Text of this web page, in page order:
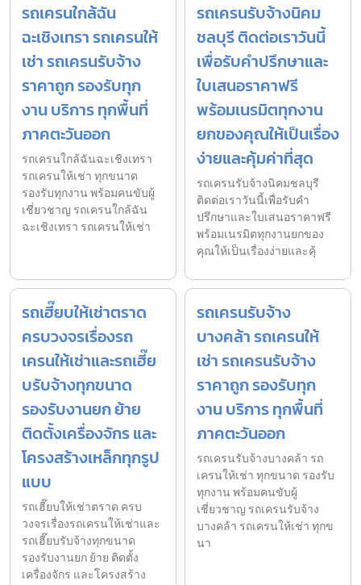
รถเครนใกล้ฉัน
ฉะเชิงเทรา รถเครนให้
เช่า รถเครนรับจ้าง
ราคาถูก รองรับทุก
งาน บริการ ทุกพื้นที่
ภาคตะวันออก
รถเครนใกล้ฉันฉะเชิงเทรา
รถเครนให้เช่า ทุกขนาด
รองรับทุกงาน พร้อมคนขับผู้
เชี่ยวชาญ รถเครนใกล้ฉัน
ฉะเชิงเทรา รถเครนให้เช่า
รถเครนรับจ้างนิคม
ชลบุรี ติดต่อเราวันนี้
เพื่อรับคำปรึกษาและ
ใบเสนอราคาฟรี
พร้อมเนรมิตทุกงาน
ยกของคุณให้เป็นเรื่อง
ง่ายและคุ้มค่าที่สุด
รถเครนรับจ้างนิคมชลบุรี
ติดต่อเราวันนี้เพื่อรับคำ
ปรึกษาและใบเสนอราคาฟรี
พร้อมเนรมิตทุกงานยกของ
คุณให้เป็นเรื่องง่ายและคุ้
รถเฮี๊ยบให้เช่าตราด
ครบวงจรเรื่องรถ
เครนให้เช่าและรถเฮี๊ย
บรับจ้างทุกขนาด
รองรับงานยก ย้าย
ติดตั้งเครื่องจักร และ
โครงสร้างเหล็กทุกรูป
แบบ
รถเฮี๊ยบให้เช่าตราด ครบ
วงจรเรื่องรถเครนให้เช่าและ
รถเฮี๊ยบรับจ้างทุกขนาด
รองรับงานยก ย้าย ติดตั้ง
เครื่องจักร และโครงสร้าง
รถเครนรับจ้าง
บางคล้า รถเครนให้
เช่า รถเครนรับจ้าง
ราคาถูก รองรับทุก
งาน บริการ ทุกพื้นที่
ภาคตะวันออก
รถเครนรับจ้างบางคล้า รถ
เครนให้เช่า ทุกขนาด รองรับ
ทุกงาน พร้อมคนขับผู้
เชี่ยวชาญ รถเครนรับจ้าง
บางคล้า รถเครนให้เช่า ทุกข
นา